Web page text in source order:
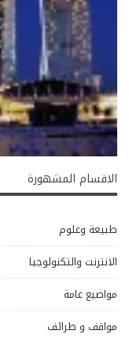
الاقسام المشهورة
طبيعة وعلوم
الانترنت والتكنولوجيا
مواضيع عامة
مواقف و طرائف